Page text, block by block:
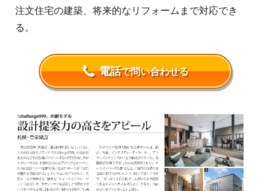
注文住宅の建築、将来的なリフォームまで対応でき
る。
電話で問い合わせる